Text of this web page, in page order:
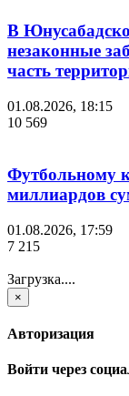
В
незаконные
часть
01.08.2026, 18:15
10 569
Футбольному
миллиардов
01.08.2026, 17:59
7 215
Загрузка....
×
Авторизация
Войти через